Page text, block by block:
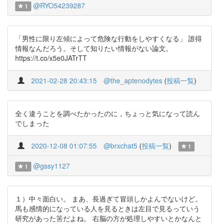
1 @RYO54239287
「男性に限り左傾によって危険な行動をしやすくなる」 誰得
情報なんだろう。そして知りたい情報がない論文。
https://t.co/x5e0JATrTT
2021-02-28 20:43:15 @the_aptenodytes (投稿一覧)
全く違うことを調べたかったのに，ちょっと気になって読ん
でしまった
2020-12-08 01:07:55 @brxchat5 (投稿一覧) 1
1 @gssy1127
１）中々面白い。 まあ、長過ぎて冒頭しかよんでないけど。
馬も感情的になっている人を見るときは左目で見るっていう
研究があった筈だよね。 右脳の方が処理しやすいとかなんと